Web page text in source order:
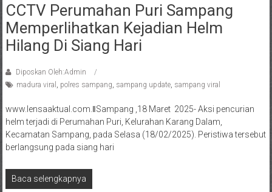
CCTV Perumahan Puri Sampang
Memperlihatkan Kejadian Helm
Hilang Di Siang Hari
Diposkan Oleh:Admin
madura viral
polres sampang sampang update, sampang viral
www.lensaaktual.com.ǁSampang ,18 Maret 2025- Aksi pencurian
helm terjadi di Perumahan Puri, Kelurahan Karang Dalam,
Kecamatan Sampang, pada Selasa (18/02/2025). Peristiwa tersebut
berlangsung pada siang hari
Baca selengkapnya